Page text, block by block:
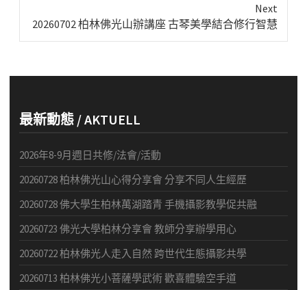
Next
Next
20260702 柏林佛光山辦講座 古琴美學結合修行智慧
最新動態 / AKTUELL
2026年8-9月週日共修/法會/活動
20260728 柏林佛光山心得分享會 分享不同人生經歷
20260728 佛大學生柏林萬湖踏青 手機攝影教學促共融
20260723 佛光大學柏林分享會 教師分享辦學用心
20260722 柏林佛光人走入自然 跨世代生態攝影共學
20260713 柏林佛光小菩薩學武術 歡喜體驗空手道